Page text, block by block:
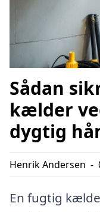
Sådan
kælder
dygtig
Henrik Andersen -
En fugtig